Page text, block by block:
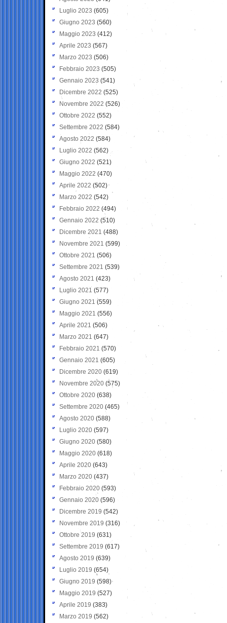
Luglio 2023 (605)
Giugno 2023 (560)
Maggio 2023 (412)
Aprile 2023 (567)
Marzo 2023 (506)
Febbraio 2023 (505)
Gennaio 2023 (541)
Dicembre 2022 (525)
Novembre 2022 (526)
Ottobre 2022 (552)
Settembre 2022 (584)
Agosto 2022 (584)
Luglio 2022 (562)
Giugno 2022 (521)
Maggio 2022 (470)
Aprile 2022 (502)
Marzo 2022 (542)
Febbraio 2022 (494)
Gennaio 2022 (510)
Dicembre 2021 (488)
Novembre 2021 (599)
Ottobre 2021 (506)
Settembre 2021 (539)
Agosto 2021 (423)
Luglio 2021 (577)
Giugno 2021(559)
Maggio 2021 (556)
Aprile 2021 (506)
Marzo 2021 (647)
Febbraio 2021 (570)
Gennaio 2021 (605)
Dicembre 2020 (619)
Novembre 2020 (575)
Ottobre 2020 (638)
Settembre 2020(465)
Agosto 2020 (588)
Luglio 2020 (597)
Giugno 2020 (580)
Maggio 2020 (618)
Aprile 2020 (643)
Marzo 2020 (437)
Febbraio 2020 (593)
Gennaio 2020 (596)
Dicembre 2019 (542)
Novembre 2019 (316)
Ottobre 2019 (631)
Settembre 2019 (617)
Agosto 2019 (639)
Luglio 2019 (654)
Giugno 2019 (598)
Maggio 2019 (527)
Aprile 2019 (383)
Marzo 2019 (562)